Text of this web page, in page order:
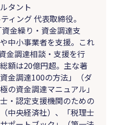
タント
ィング 代表取締役。
金繰り・資金調達支
中小事業者を支援。これ
金調達相談・支援を行
額は20億円超。主な著
金調達100の方法」（ダ
の資金調達マニュアル」
・認定支援機関のための
中央経済社）、「税理士